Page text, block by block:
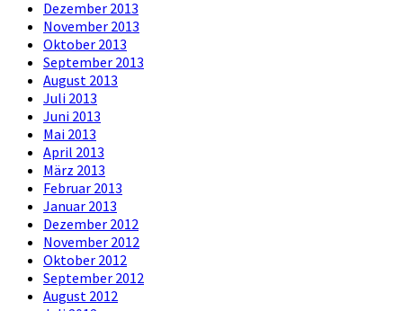
Dezember 2013
November 2013
Oktober 2013
September 2013
August 2013
Juli 2013
Juni 2013
Mai 2013
April 2013
März 2013
Februar 2013
Januar 2013
Dezember 2012
November 2012
Oktober 2012
September 2012
August 2012